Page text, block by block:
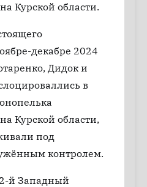
Курской области.
декабре 2024
Дидок и
в
Курской области,
под
контролем.
й Западный